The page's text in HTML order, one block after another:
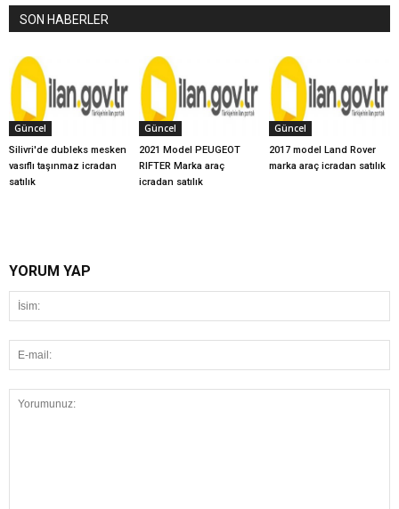
SON HABERLER
Güncel
Silivri'de dubleks mesken
vasıflı taşınmaz icradan
satılık
Güncel
2021 Model PEUGEOT
RIFTER Marka araç
icradan satılık
Güncel
2017 model Land Rover
marka araç icradan satılık
YORUM YAP